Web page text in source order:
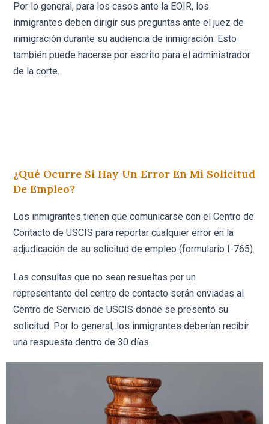
Por lo general, para los casos ante la EOIR, los
inmigrantes deben dirigir sus preguntas ante el juez de
inmigración durante su audiencia de inmigración. Esto
también puede hacerse por escrito para el administrador
de la corte.
¿Qué Ocurre Si Hay Un Error En Mi Solicitud
De Empleo?
Los inmigrantes tienen que comunicarse con el Centro de
Contacto de USCIS para reportar cualquier error en la
adjudicación de su solicitud de empleo (formulario I-765).
Las consultas que no sean resueltas por un
representante del centro de contacto serán enviadas al
Centro de Servicio de USCIS donde se presentó su
solicitud. Por lo general, los inmigrantes deberían recibir
una respuesta dentro de 30 días.